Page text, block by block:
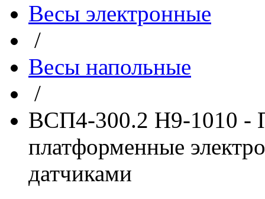
Весы электронные
/
Весы напольные
/
ВСП4-300.2 Н9-1010 -
платформенные
датчиками